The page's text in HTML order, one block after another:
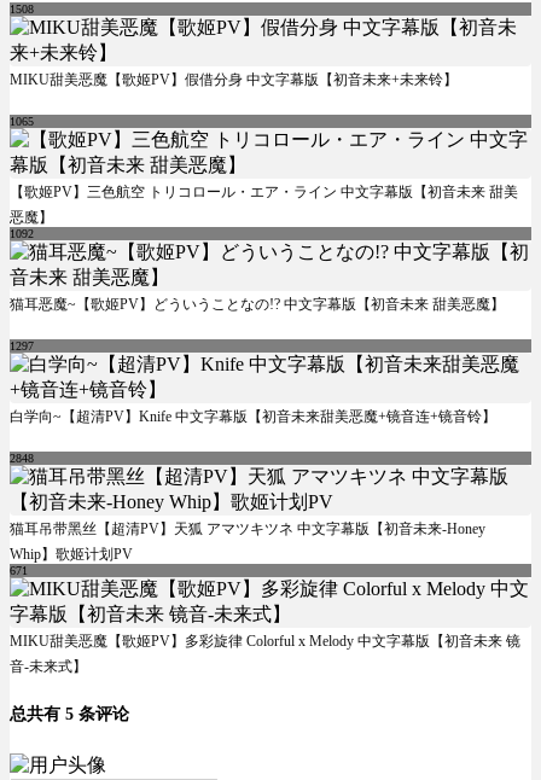
1508
MIKU甜美恶魔【歌姬PV】假借分身 中文字幕版【初音未来+未来铃】
1065
【歌姬PV】三色航空 トリコロール・エア・ライン 中文字幕版【初音未来 甜美
恶魔】
1092
猫耳恶魔~【歌姬PV】どういうことなの!? 中文字幕版【初音未来 甜美恶魔】
1297
白学向~【超清PV】Knife 中文字幕版【初音未来甜美恶魔+镜音连+镜音铃】
2848
猫耳吊带黑丝【超清PV】天狐 アマツキツネ 中文字幕版【初音未来-Honey
Whip】歌姬计划PV
671
MIKU甜美恶魔【歌姬PV】多彩旋律 Colorful x Melody 中文字幕版【初音未来 镜
音-未来式】
总共有 5 条评论